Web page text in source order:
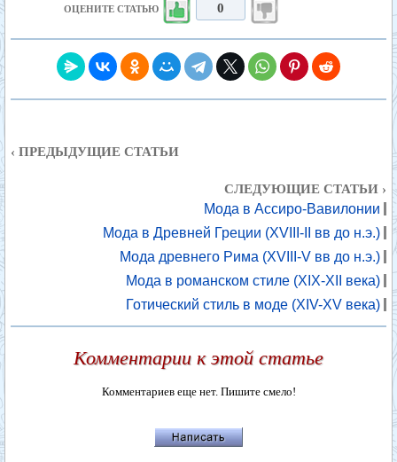
ОЦЕНИТЕ СТАТЬЮ 0
‹ ПРЕДЫДУЩИЕ СТАТЬИ
СЛЕДУЮЩИЕ СТАТЬИ ›
Мода в Ассиро-Вавилонии
Мода в Древней Греции (XVIII-II вв до н.э.)
Мода древнего Рима (XVIII-V вв до н.э.)
Мода в романском стиле (XIX-XII века)
Готический стиль в моде (XIV-XV века)
Комментарии к этой статье
Комментариев еще нет. Пишите смело!